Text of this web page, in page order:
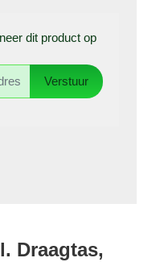
dit product op
Verstuur
Draagtas,